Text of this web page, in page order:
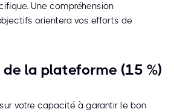
Une compréhension
orientera vos efforts de
la plateforme (15 %)
votre capacité à garantir le bon